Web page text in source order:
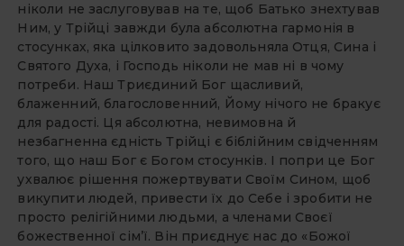
ніколи не заслуговував на те, щоб Батько знехтував
Ним, у Трійці завжди була абсолютна гармонія в
стосунках, яка цілковито задовольняла Отця, Сина і
Святого Духа, і Господь ніколи не мав ні в чому
потреби. Наш Триєдиний Бог щасливий,
блаженний, благословенний, Йому нічого не бракує
для радості. Ця абсолютна, невимовна й
незбагненна єдність Трійці є біблійним свідченням
того, що наш Бог є Богом стосунків. І попри це Бог
ухвалює рішення пожертвувати Своїм Сином, щоб
викупити людей, привести їх до Себе і зробити не
просто релігійними людьми, а членами Своєї
божественної сім’ї. Він приєднує нас до «Божої